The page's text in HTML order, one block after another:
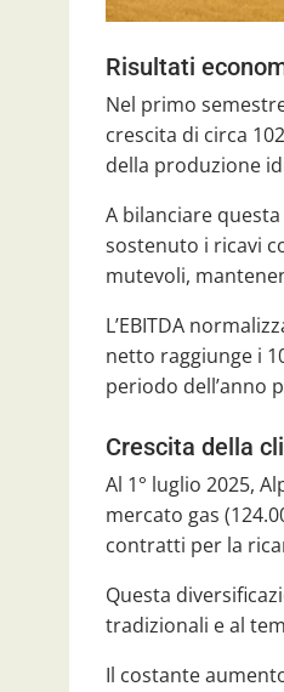
Risultati
Nel primo
crescita di circa
della produzione
A bilanciare
sostenuto i ricavi
mutevoli,
L’EBITDA
netto raggiunge i
periodo dell’anno
Crescita della
Al 1° luglio 2025,
mercato gas
contratti per la
Questa
tradizionali e al
Il costante